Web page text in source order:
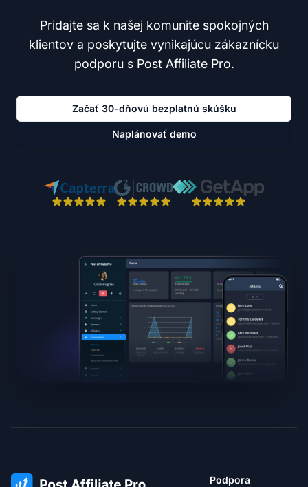
Pridajte sa k našej komunite spokojných
klientov a poskytujte vynikajúcu zákaznícku
podporu s Post Affiliate Pro.
Začať 30-dňovú bezplatnú skúšku
Naplánovať demo
Podpora